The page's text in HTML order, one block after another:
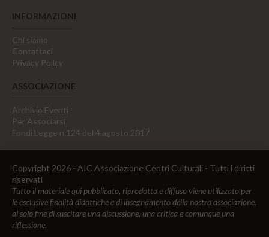
INFORMAZIONI
Chi siamo
Contattaci
Privacy Policy
ASSOCIAZIONE
Archivio Eventi
Per Associarsi
Fondi Legge n.124 del 4 agosto 2017
Copyright 2026 - AIC Associazione Centri Culturali - Tutti i diritti
riservati
Tutto il materiale qui pubblicato, riprodotto e diffuso viene utilizzato per
le esclusive finalità didattiche e di insegnamento della nostra associazione,
al solo fine di suscitare una discussione, una critica e comunque una
riflessione.